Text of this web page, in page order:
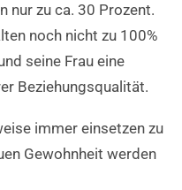
nur zu ca. 30 Prozent.
noch nicht zu 100%
seine Frau eine
Beziehungsqualität.
immer einsetzen zu
Gewohnheit werden